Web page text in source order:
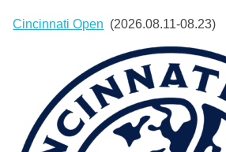
Cincinnati Open (2026.08.11-08.23)